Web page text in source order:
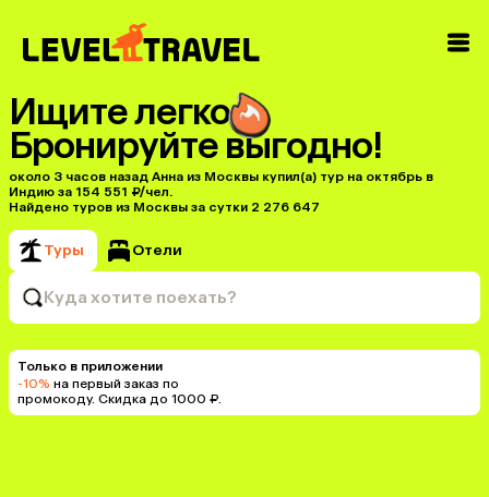
Ищите легко
Бронируйте выгодно!
около 3 часов назад Анна из Москвы купил(a) тур на октябрь в
Индию за 154 551 ₽/чел.
Найдено туров из Москвы за сутки 2 276 647
Туры Отели
Куда хотите поехать?
Только в приложении
-10% на первый заказ по
промокоду. Скидка до 1000 ₽.